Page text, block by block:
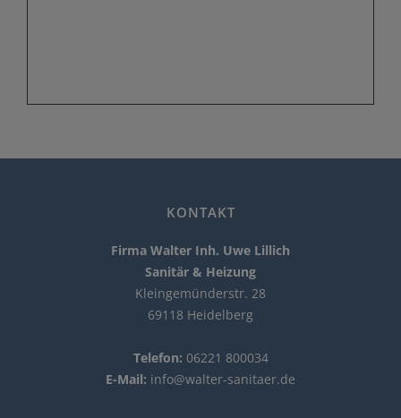
KONTAKT
Firma Walter Inh. Uwe Lillich
Sanitär & Heizung
Kleingemünderstr. 28
69118 Heidelberg
Telefon: 06221 800034
E-Mail: info@walter-sanitaer.de